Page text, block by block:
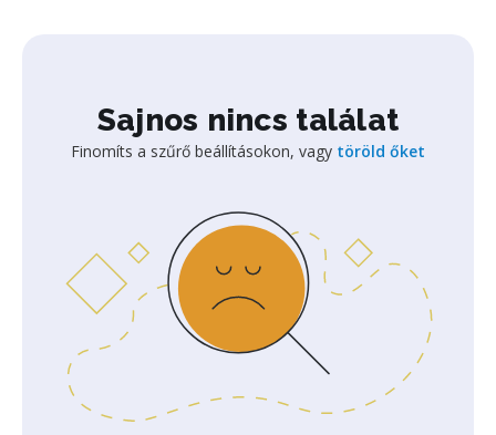
Sajnos nincs találat
Finomíts a szűrő beállításokon, vagy töröld őket